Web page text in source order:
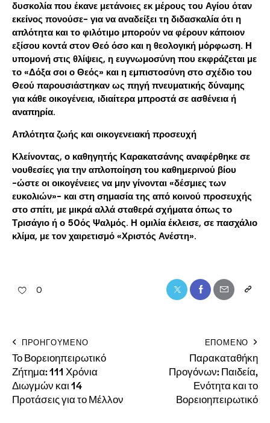
δυσκολία που έκανε μετάνοιες εκ μέρους του Αγίου όταν
εκείνος πονούσε- για να αναδείξει τη διδασκαλία ότι η
απλότητα και το φιλότιμο μπορούν να φέρουν κάποιον
εξίσου κοντά στον Θεό όσο και η θεολογική μόρφωση. Η
υπομονή στις θλίψεις, η ευγνωμοσύνη που εκφράζεται με
το «Δόξα σοι ο Θεός» και η εμπιστοσύνη στο σχέδιο του
Θεού παρουσιάστηκαν ως πηγή πνευματικής δύναμης
για κάθε οικογένεια, ιδιαίτερα μπροστά σε ασθένεια ή
αναπηρία.
Απλότητα ζωής και οικογενειακή προσευχή
Κλείνοντας, ο καθηγητής Καρακατσάνης αναφέρθηκε σε
νουθεσίες για την απλοποίηση του καθημερινού βίου
-ώστε οι οικογένειες να μην γίνονται «δέσμιες των
ευκολιών»- και στη σημασία της από κοινού προσευχής
στο σπίτι, με μικρά αλλά σταθερά σχήματα όπως το
Τρισάγιο ή ο 50ός Ψαλμός. Η ομιλία έκλεισε, σε πασχάλιο
κλίμα, με τον χαιρετισμό «Χριστός Ανέστη».
0
ΠΡΟΗΓΟΎΜΕΝΟ
Το Βορειοηπειρωτικό
Ζήτημα: 111 Χρόνια
Διωγμών και 14
Προτάσεις για το Μέλλον
ΕΠΟΜΕΝΟ
Παρακαταθήκη
Προγόνων: Παιδεία,
Ενότητα και το
Βορειοηπειρωτικό